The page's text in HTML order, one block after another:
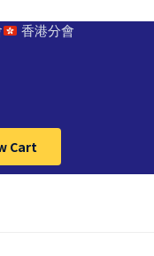
香港分會
Cart